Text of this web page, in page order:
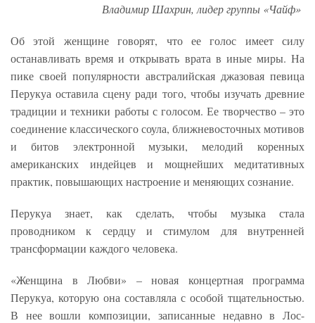
Владимир Шахрин, лидер группы «Чайф»
Об этой женщине говорят, что ее голос имеет силу
останавливать время и открывать врата в иные миры. На
пике своей популярности австралийская джазовая певица
Перукуа оставила сцену ради того, чтобы изучать древние
традиции и техники работы с голосом. Ее творчество – это
соединение классического соула, ближневосточных мотивов
и битов электронной музыки, мелодий коренных
американских индейцев и мощнейших медитативных
практик, повышающих настроение и меняющих сознание.
Перукуа знает, как сделать, чтобы музыка стала
проводником к сердцу и стимулом для внутренней
трансформации каждого человека.
«Женщина в Любви» – новая концертная программа
Перукуа, которую она составляла с особой тщательностью.
В нее вошли композиции, записанные недавно в Лос-